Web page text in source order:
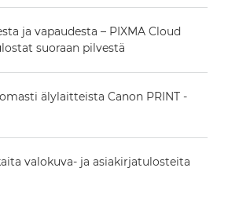
ja vapaudesta – PIXMA Cloud
suoraan pilvestä
älylaitteista Canon PRINT -
valokuva- ja asiakirjatulosteita